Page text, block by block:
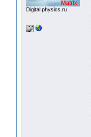
Digital physics.ru